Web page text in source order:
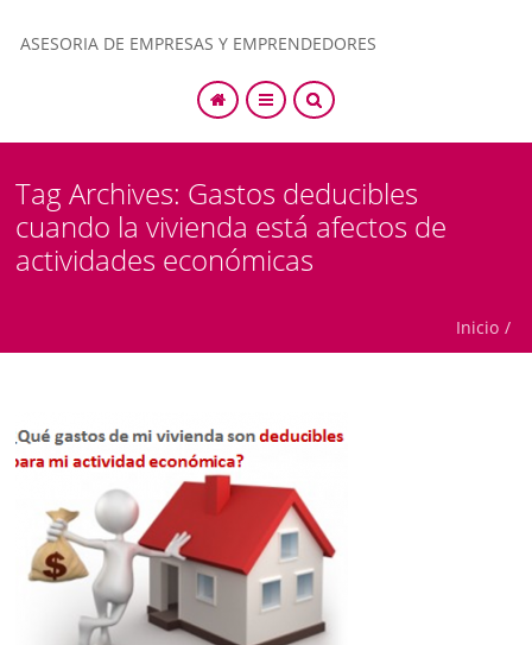
ASESORIA DE EMPRESAS Y EMPRENDEDORES
Tag Archives: Gastos deducibles
cuando la vivienda está afectos de
actividades económicas
Inicio /